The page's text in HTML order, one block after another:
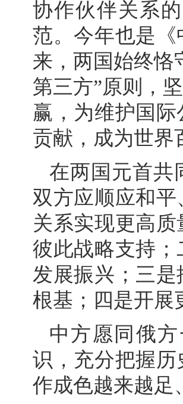
协作伙伴关系
范。今年也是
来，两国始终恪
第三方”原则，
赢，为维护国
贡献，成为世界
在两国元首共
双方应顺应和
关系实现更高
彼此战略支持
发展振兴；三
根基；四是开展
中方愿同俄
识，充分把握
作成色越来越足